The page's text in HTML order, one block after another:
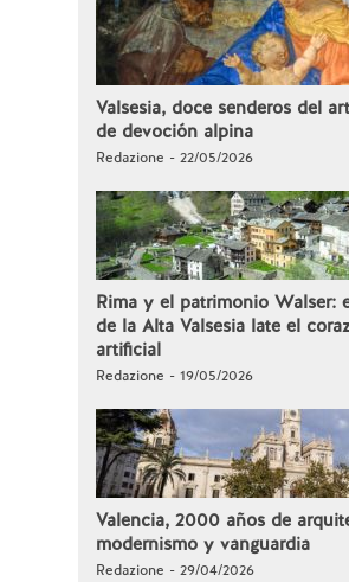
Valsesia, doce senderos del
de devoción alpina
Redazione - 22/05/2026
Rima y el patrimonio Walser:
de la Alta Valsesia late el
artificial
Redazione - 19/05/2026
Valencia, 2000 años de
modernismo y vanguardia
Redazione - 29/04/2026